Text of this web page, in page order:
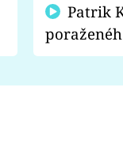
fanoušci